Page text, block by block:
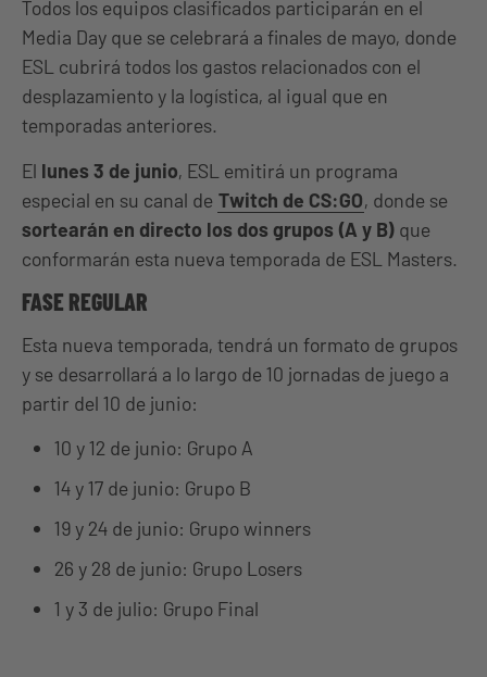
Todos los equipos clasificados participarán en el
Media Day que se celebrará a finales de mayo, donde
ESL cubrirá todos los gastos relacionados con el
desplazamiento y la logística, al igual que en
temporadas anteriores.
El lunes 3 de junio, ESL emitirá un programa
especial en su canal de Twitch de CS:GO, donde se
sortearán en directo los dos grupos (A y B) que
conformarán esta nueva temporada de ESL Masters.
FASE REGULAR
Esta nueva temporada, tendrá un formato de grupos
y se desarrollará a lo largo de 10 jornadas de juego a
partir del 10 de junio:
10 y 12 de junio: Grupo A
14 y 17 de junio: Grupo B
19 y 24 de junio: Grupo winners
26 y 28 de junio: Grupo Losers
1 y 3 de julio: Grupo Final